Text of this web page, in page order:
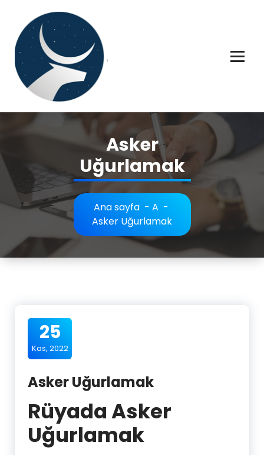
Asker
Uğurlamak
Ana sayfa- A -
Asker Uğurlamak
25
Kas, 2022
Asker Uğurlamak
Rüyada Asker
Uğurlamak